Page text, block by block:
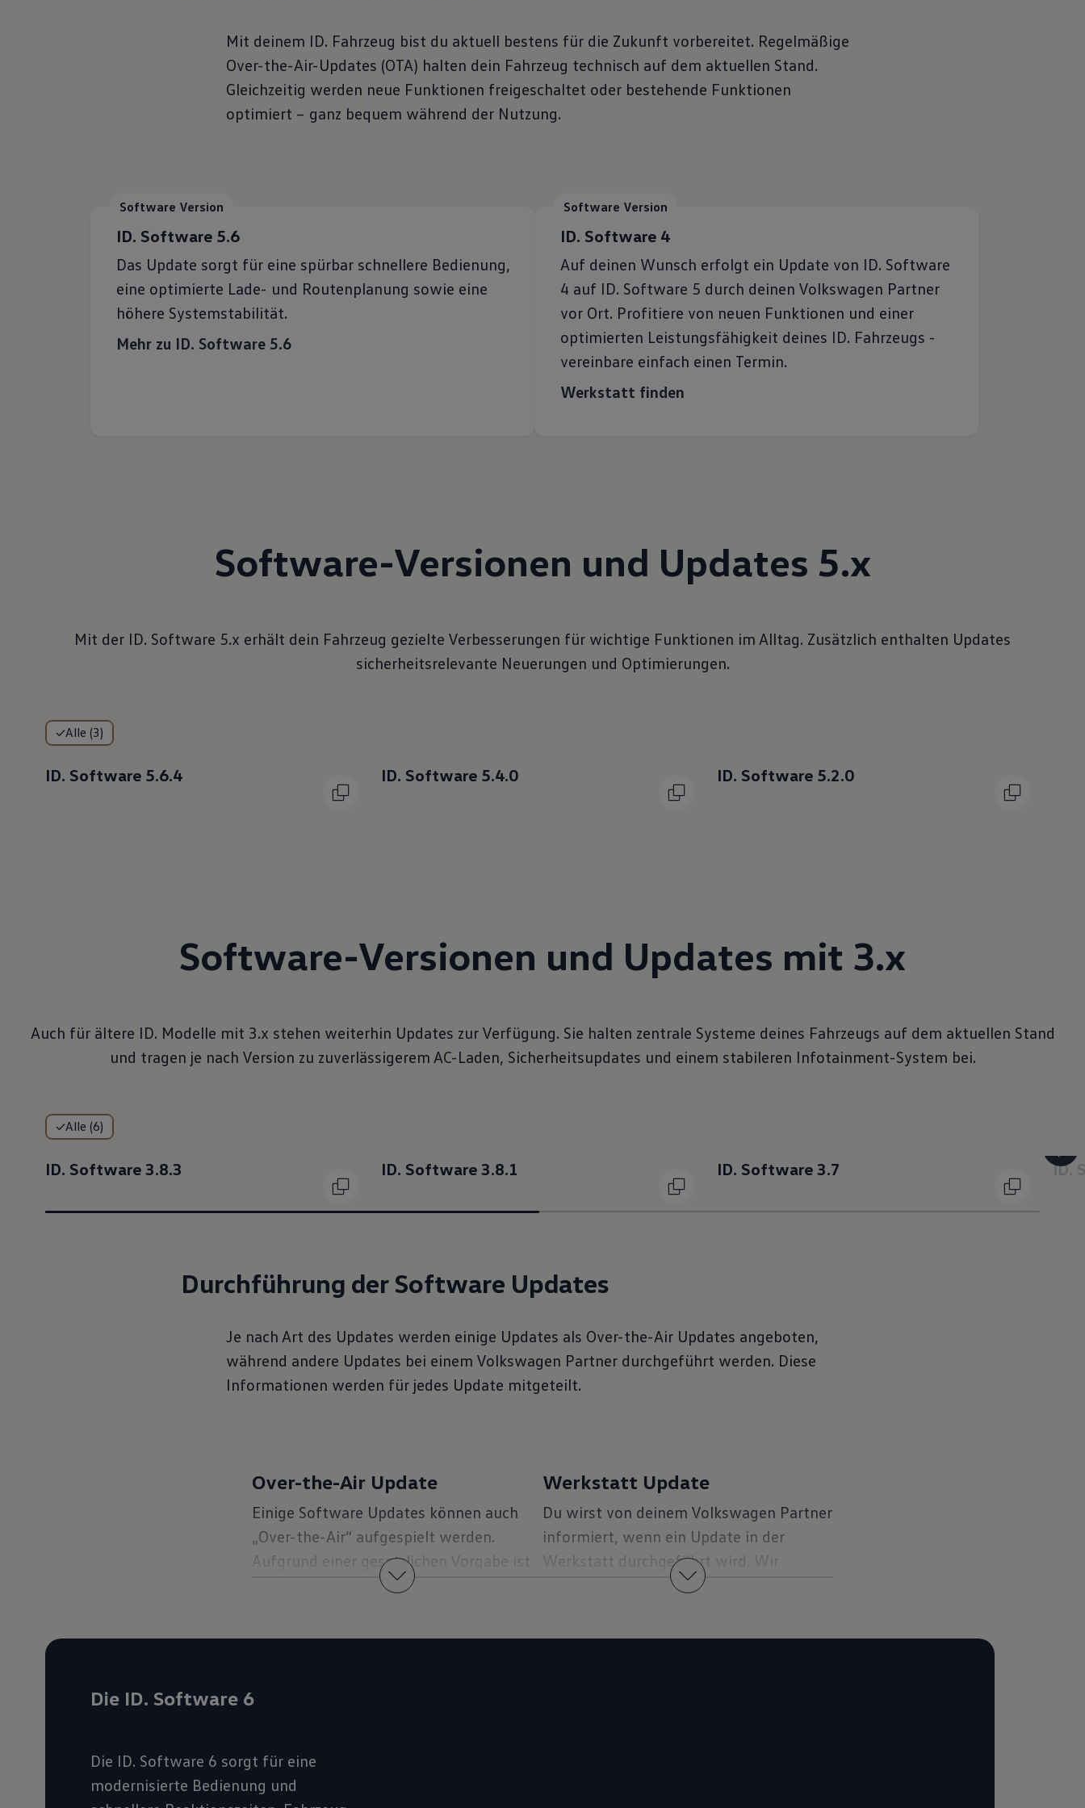
Mit deinem ID. Fahrzeug bist du aktuell bestens für die Zukunft vorbereitet. Regelmäßige
Over-the-Air-Updates (OTA) halten dein Fahrzeug technisch auf dem aktuellen Stand.
Gleichzeitig werden neue Funktionen freigeschaltet oder bestehende Funktionen
optimiert – ganz bequem während der Nutzung.
Software Version
ID. Software 5.6
Das Update sorgt für eine spürbar schnellere Bedienung,
eine optimierte Lade- und Routenplanung sowie eine
höhere Systemstabilität.
Mehr zu ID. Software 5.6
Software Version
ID. Software 4
Auf deinen Wunsch erfolgt ein Update von ID. Software
4 auf ID. Software 5 durch deinen Volkswagen Partner
vor Ort. Profitiere von neuen Funktionen und einer
optimierten Leistungsfähigkeit deines ID. Fahrzeugs -
vereinbare einfach einen Termin.
Werkstatt finden
Software-Versionen und Updates 5.x
Mit der ID. Software 5.x erhält dein Fahrzeug gezielte Verbesserungen für wichtige Funktionen im Alltag. Zusätzlich enthalten Updates
sicherheitsrelevante Neuerungen und Optimierungen.
Alle (3)
ID. Software 5.6.4 ID. Software 5.4.0 ID. Software 5.2.0
Software-Versionen und Updates mit 3.x
Auch für ältere ID. Modelle mit 3.x stehen weiterhin Updates zur Verfügung. Sie halten zentrale Systeme deines Fahrzeugs auf dem aktuellen Stand
und tragen je nach Version zu zuverlässigerem AC-Laden, Sicherheitsupdates und einem stabileren Infotainment-System bei.
Alle (6)
ID. Software 3.8.3 ID. Software 3.8.1 ID. Software 3.7 ID.
Durch­führung der Software Updates
Je nach Art des Updates werden einige Updates als Over-the-Air Updates angeboten,
während andere Updates bei einem Volkswagen Partner durchgeführt werden. Diese
Informationen werden für jedes Update mitgeteilt.
Over-the-Air Update
Einige Software Updates können auch
„Over-the-Air“ aufgespielt werden.
Aufgrund einer gesetzlichen Vorgabe ist
deine einmalige Zustimmung zur
Voraussetzungen dafür erfüllt sein
Mehr zur Installation eines Over-the-Air
Updates
Werkstatt Update
Du wirst von deinem Volkswagen Partner
informiert, wenn ein Update in der
Werkstatt durchgeführt wird. Wir
erklären dir alles rund um den Ablauf der
Mehr zum Ablauf eines Werkstatt
Die ID. Software 6
Die ID. Software 6 sorgt für eine
modernisierte Bedienung und